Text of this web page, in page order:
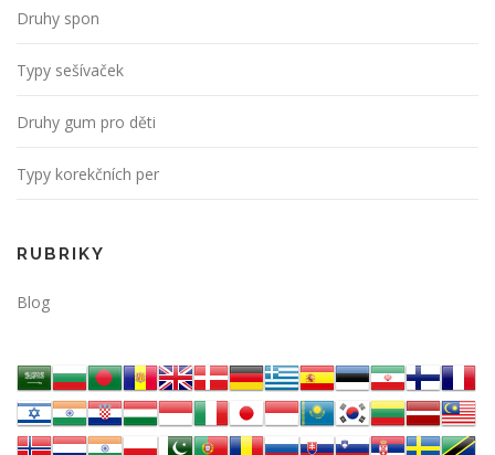
Druhy spon
Typy sešívaček
Druhy gum pro děti
Typy korekčních per
RUBRIKY
Blog